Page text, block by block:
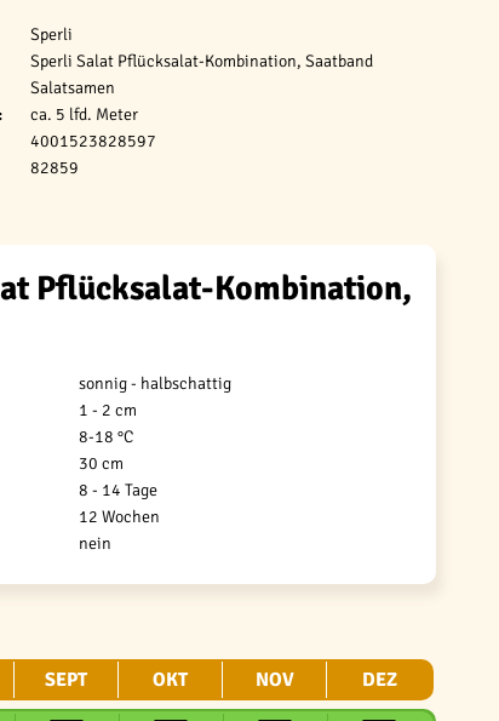
Sperli
Sperli Salat Pflücksalat-Kombination, Saatband
Salatsamen
ca. 5 lfd. Meter
4001523828597
82859
Pflücksalat-Kombination,
sonnig - halbschattig
1 - 2 cm
8-18 °C
30 cm
8 - 14 Tage
12 Wochen
nein
SEPT OKT NOV DEZ